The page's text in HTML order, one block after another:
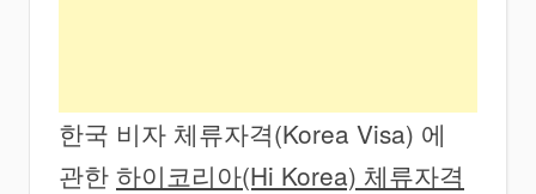
한국 비자 체류자격(Korea Visa) 에
관한 하이코리아(Hi Korea) 체류자격